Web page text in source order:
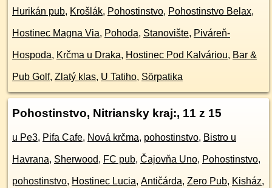
Hurikán pub, Krošlák, Pohostinstvo, Pohostinstvo Belax,
Hostinec Magna Via, Pohoda, Stanovište, Piváreň-
Hospoda, Krčma u Draka, Hostinec Pod Kalváriou, Bar &
Pub Golf, Zlatý klas, U Tatiho, Sörpatika
Pohostinstvo, Nitriansky kraj:, 11 z 15
u Pe3, Pifa Cafe, Nová krčma, pohostinstvo, Bistro u
Havrana, Sherwood, FC pub, Čajovňa Uno, Pohostinstvo,
pohostinstvo, Hostinec Lucia, Antičárda, Zero Pub, Kisház,